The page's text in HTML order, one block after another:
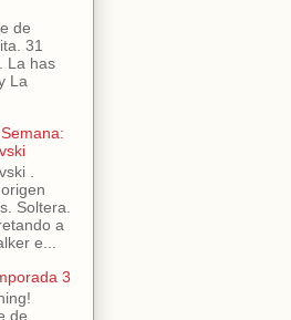
de
31
La has
La
.
Soltera.
a
e...
3
de